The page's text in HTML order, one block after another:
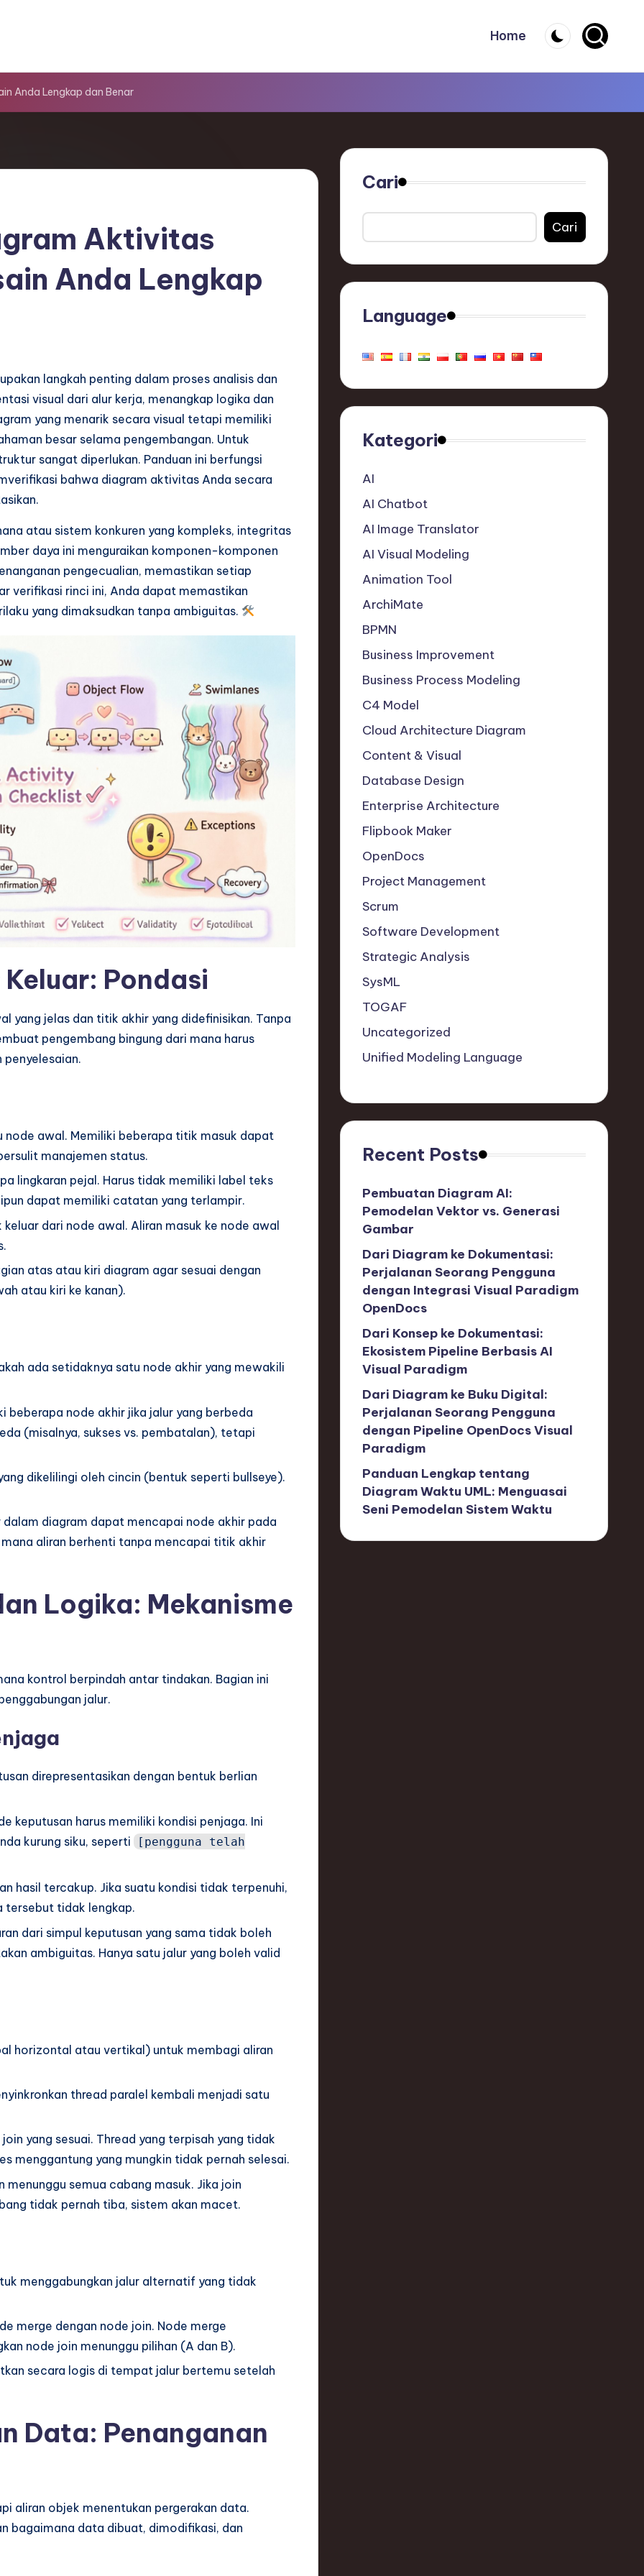
Home
Anda Lengkap dan Benar
Aktivitas
Anda Lengkap
langkah penting dalam proses analisis dan
visual dari alur kerja, menangkap logika dan
yang menarik secara visual tetapi memiliki
besar selama pengembangan. Untuk
sangat diperlukan. Panduan ini berfungsi
bahwa diagram aktivitas Anda secara
atau sistem konkuren yang kompleks, integritas
daya ini menguraikan komponen-komponen
pengecualian, memastikan setiap
verifikasi rinci ini, Anda dapat memastikan
yang dimaksudkan tanpa ambiguitas.
Pondasi
yang jelas dan titik akhir yang didefinisikan. Tanpa
pengembang bingung dari mana harus
node awal. Memiliki beberapa titik masuk dapat
manajemen status.
lingkaran pejal. Harus tidak memiliki label teks
dapat memiliki catatan yang terlampir.
dari node awal. Aliran masuk ke node awal
atas atau kiri diagram agar sesuai dengan
atau kiri ke kanan).
ada setidaknya satu node akhir yang mewakili
beberapa node akhir jika jalur yang berbeda
(misalnya, sukses vs. pembatalan), tetapi
dikelilingi oleh cincin (bentuk seperti bullseye).
dalam diagram dapat mencapai node akhir pada
aliran berhenti tanpa mencapai titik akhir
Logika: Mekanisme
kontrol berpindah antar tindakan. Bagian ini
jalur.
direpresentasikan dengan bentuk berlian
keputusan harus memiliki kondisi penjaga. Ini
kurung siku, seperti
[pengguna telah
hasil tercakup. Jika suatu kondisi tidak terpenuhi,
tersebut tidak lengkap.
dari simpul keputusan yang sama tidak boleh
ambiguitas. Hanya satu jalur yang boleh valid
horizontal atau vertikal) untuk membagi aliran
thread paralel kembali menjadi satu
yang sesuai. Thread yang terpisah yang tidak
menggantung yang mungkin tidak pernah selesai.
menunggu semua cabang masuk. Jika join
tidak pernah tiba, sistem akan macet.
menggabungkan jalur alternatif yang tidak
merge dengan node join. Node merge
node join menunggu pilihan (A dan B).
secara logis di tempat jalur bertemu setelah
Data: Penanganan
aliran objek menentukan pergerakan data.
bagaimana data dibuat, dimodifikasi, dan
Cari
Cari
Language
Kategori
AI
AI Chatbot
AI Image Translator
AI Visual Modeling
Animation Tool
ArchiMate
BPMN
Business Improvement
Business Process Modeling
C4 Model
Cloud Architecture Diagram
Content & Visual
Database Design
Enterprise Architecture
Flipbook Maker
OpenDocs
Project Management
Scrum
Software Development
Strategic Analysis
SysML
TOGAF
Uncategorized
Unified Modeling Language
Recent Posts
Pembuatan Diagram AI:
Pemodelan Vektor vs. Generasi
Gambar
Dari Diagram ke Dokumentasi:
Perjalanan Seorang Pengguna
dengan Integrasi Visual Paradigm
OpenDocs
Dari Konsep ke Dokumentasi:
Ekosistem Pipeline Berbasis AI
Visual Paradigm
Dari Diagram ke Buku Digital:
Perjalanan Seorang Pengguna
dengan Pipeline OpenDocs Visual
Paradigm
Panduan Lengkap tentang
Diagram Waktu UML: Menguasai
Seni Pemodelan Sistem Waktu